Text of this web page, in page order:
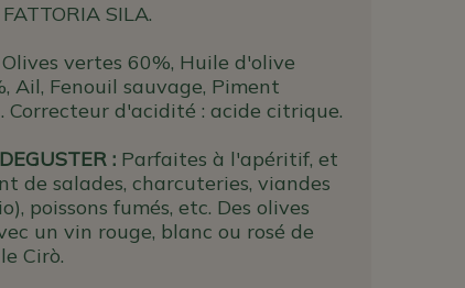
FATTORIA SILA.
Olives vertes 60%, Huile d'olive
Ail, Fenouil sauvage, Piment
Correcteur d'acidité : acide citrique.
:Parfaites à l'apéritif, et
de salades, charcuteries, viandes
poissons fumés, etc. Des olives
un vin rouge, blanc ou rosé de
Cirò.